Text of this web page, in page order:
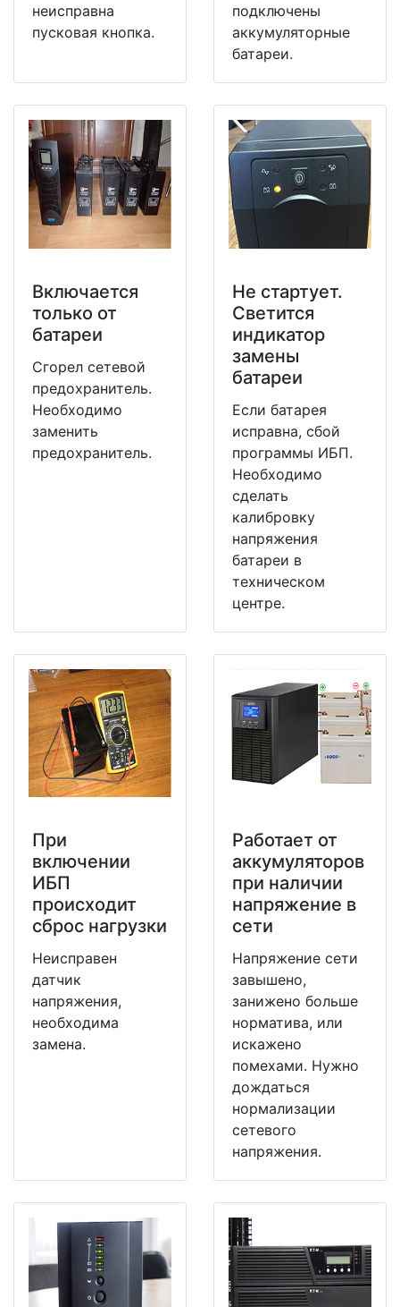
неисправна
пусковая кнопка.
подключены
аккумуляторные
батареи.
Включается
только от
батареи
Сгорел сетевой
предохранитель.
Необходимо
заменить
предохранитель.
Не стартует.
Светится
индикатор
замены
батареи
Если батарея
исправна, сбой
программы ИБП.
Необходимо
сделать
калибровку
напряжения
батареи в
техническом
центре.
При
включении
ИБП
происходит
сброс нагрузки
Неисправен
датчик
напряжения,
необходима
замена.
Работает от
аккумуляторов
при наличии
напряжение в
сети
Напряжение сети
завышено,
занижено больше
норматива, или
искажено
помехами. Нужно
дождаться
нормализации
сетевого
напряжения.